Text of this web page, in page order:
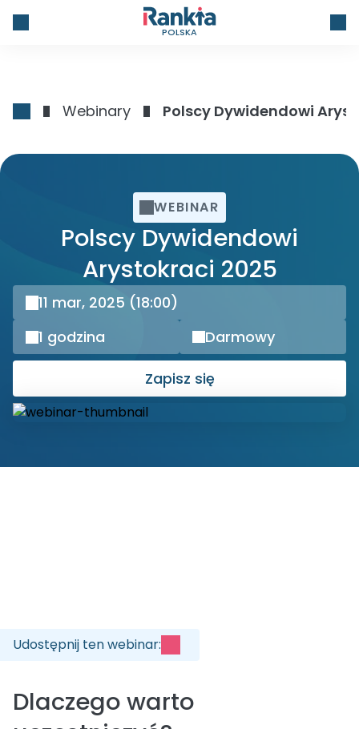
POLSKA
Webinary Polscy Dywidendowi
WEBINAR
Polscy Dywidendowi
Arystokraci 2025
11 mar, 2025 (18:00)
1 godzina
Darmowy
Zapisz się
Udostępnij ten webinar:
Dlaczego warto